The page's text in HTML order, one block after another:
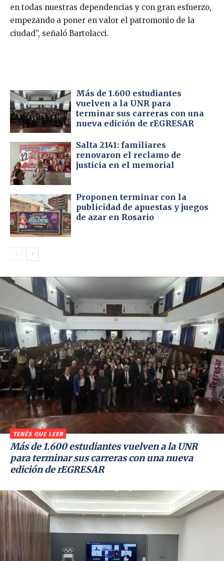
en todas nuestras dependencias y con gran esfuerzo,
empezando a poner en valor el patromonio de la
ciudad”, señaló Bartolacci.
Más de 1.600 estudiantes
vuelven a la UNR para
terminar sus carreras con una
nueva edición de rEGRESAR
Salta 2141: familiares
renovaron el reclamo de
justicia en el memorial
Proponen terminar con la
publicidad de apuestas y juegos
de azar en Rosario
TENÉS QUE LEER
Más de 1.600 estudiantes vuelven a la UNR
para terminar sus carreras con una nueva
edición de rEGRESAR